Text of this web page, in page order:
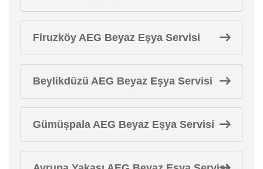
Firuzköy AEG Beyaz Eşya Servisi
Beylikdüzü AEG Beyaz Eşya Servisi
Gümüşpala AEG Beyaz Eşya Servisi